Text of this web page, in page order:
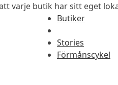
varje butik har sitt eget
Butiker
Stories
Förmånscykel